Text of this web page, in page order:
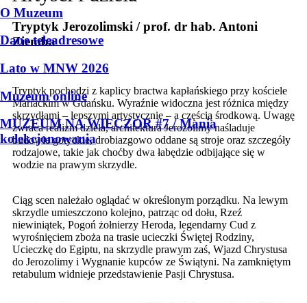
O Muzeum
Dane teleadresowe
Lato w MNW 2026
Muzeum online
MUZEUM NA WIECZÓR #7 / Mania
kolekcjonowania
Tryptyk Jerozolimski / prof. dr hab. Antoni
Ziemba
Tryptyk pochodzi z kaplicy bractwa kapłańskiego przy kościele
Mariackim w Gdańsku. Wyraźnie widoczna jest różnica między
skrzydłami – lepszymi artystycznie – a częścią środkową. Uwagę
zwraca realizm dzieła, architektura Jerozolimy naśladuje
budowle gotyckie, drobiazgowo oddane są stroje oraz szczegóły
rodzajowe, takie jak choćby dwa łabędzie odbijające się w
wodzie na prawym skrzydle.
Ciąg scen należało oglądać w określonym porządku. Na lewym
skrzydle umieszczono kolejno, patrząc od dołu, Rzeź
niewiniątek, Pogoń żołnierzy Heroda, legendarny Cud z
wyrośnięciem zboża na trasie ucieczki Świętej Rodziny,
Ucieczkę do Egiptu, na skrzydle prawym zaś, Wjazd Chrystusa
do Jerozolimy i Wygnanie kupców ze Świątyni. Na zamkniętym
retabulum widnieje przedstawienie Pasji Chrystusa.